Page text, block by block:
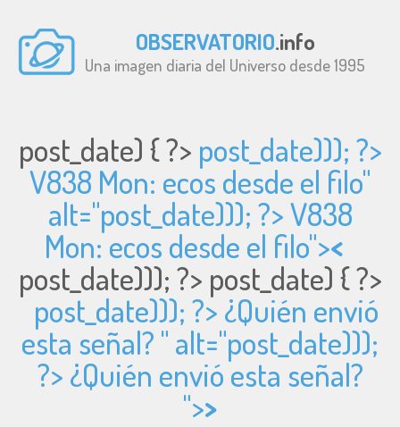
OBSERVATORIO.info
Una imagen diaria del Universo desde 1995
post_date) { ?> post_date))); ?>
V838 Mon: ecos desde el filo"
alt="post_date))); ?> V838
Mon: ecos desde el filo"><
post_date))); ?> post_date) { ?>
post_date))); ?> ¿Quién envió
esta señal? " alt="post_date)));
?> ¿Quién envió esta señal?
">>